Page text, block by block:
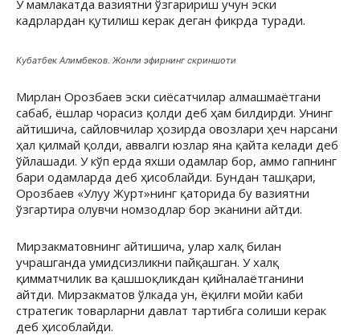
У мамлакатда вазиятни ўзгаририш учун эски
кадрлардан қутилиш керак деган фикрда туради.
Кубатбек Алимбеков. Жонли эфирнинг скриншоти
Мирлан Орозбаев эски сиёсатчилар алмашмаётгани
сабаб, ёшлар чорасиз қолди деб ҳам билдирди. Унинг
айтишича, сайловчилар ҳозирда овозлари ҳеч нарсани
ҳал қилмай қолди, аввалги юзлар яна қайта келади деб
ўйлашади. У кўп ерда яхши одамлар бор, аммо гапнинг
бари одамларда деб ҳисоблайди. Бундан ташқари,
Орозбаев «Улуу Журт»нинг қаторида бу вазиятни
ўзгартира олувчи номзодлар бор эканини айтди.
Мирзакматовнинг айтишича, улар халқ билан
учрашганда умидсизликни пайқашган. У халқ
қимматчилик ва қашшоқликдан қийналаётганини
айтди. Мирзакматов ўлкада ун, ёқилғи мойи каби
стратегик товарларни давлат тартибга солиши керак
деб ҳисоблайди.